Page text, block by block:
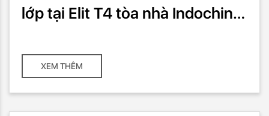
lớp tại Elit T4 tòa nhà Indochina
XEM THÊM